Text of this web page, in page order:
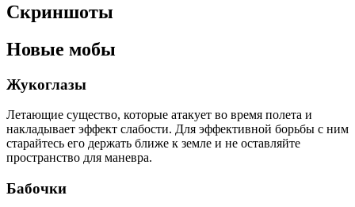
Скриншоты
Новые мобы
Жукоглазы
Летающие существо, которые атакует во время полета и
накладывает эффект слабости. Для эффективной борьбы с ним
старайтесь его держать ближе к земле и не оставляйте
пространство для маневра.
Бабочки